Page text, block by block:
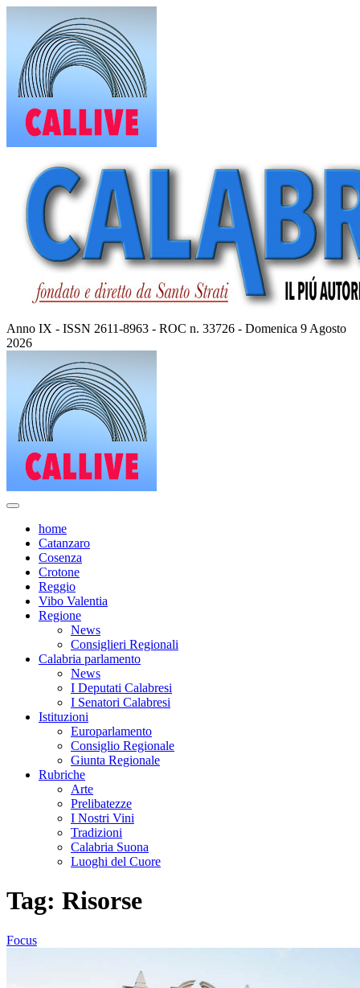
contenuto
Anno IX - ISSN 2611-8963 - ROC n. 33726 - Domenica 9 Agosto
2026
home
Catanzaro
Cosenza
Crotone
Reggio
Vibo Valentia
Regione
News
Consiglieri Regionali
Calabria parlamento
News
I Deputati Calabresi
I Senatori Calabresi
Istituzioni
Europarlamento
Consiglio Regionale
Giunta Regionale
Rubriche
Arte
Prelibatezze
I Nostri Vini
Tradizioni
Calabria Suona
Luoghi del Cuore
Tag: Risorse
Focus